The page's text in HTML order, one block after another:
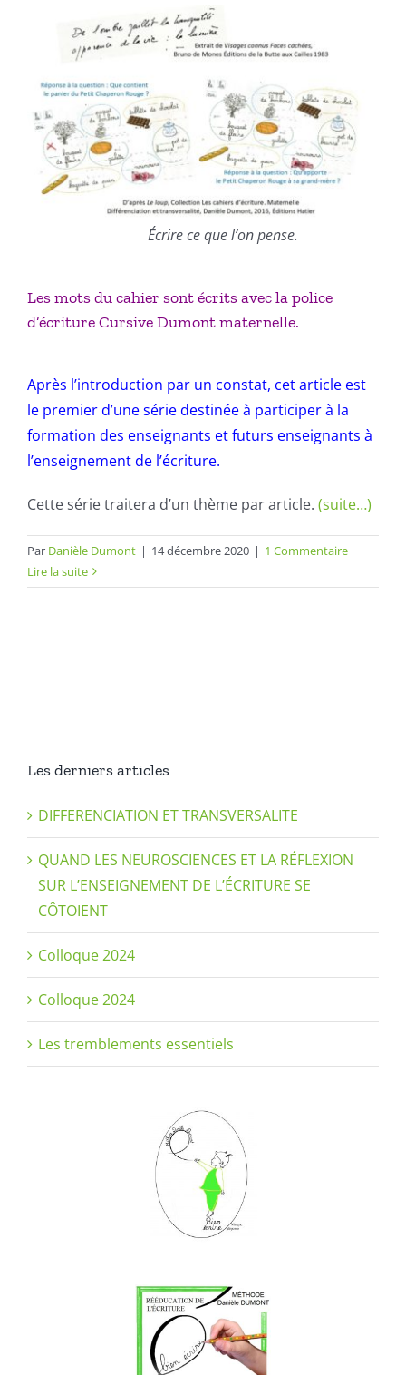
Écrire ce que l’on pense.
Les mots du cahier sont écrits avec lapolice
d’écriture Cursive Dumont maternelle.
Après l’introduction par un constat, cet article est
le premier d’une série destinée à participer à la
formation des enseignants et futurs enseignants à
l’enseignement de l’écriture.
Cette série traitera d’un thème par article. (suite…)
Par Danièle Dumont | 14 décembre 2020 | 1 Commentaire
Lire la suite
Les derniers articles
DIFFERENCIATION ET TRANSVERSALITE
QUAND LES NEUROSCIENCES ET LA RÉFLEXION
SUR L’ENSEIGNEMENT DE L’ÉCRITURE SE
CÔTOIENT
Colloque 2024
Colloque 2024
Les tremblements essentiels